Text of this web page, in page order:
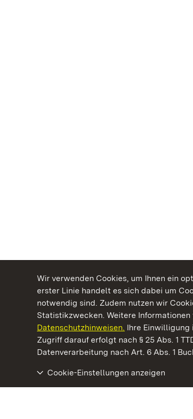
Wir verwenden Cookies, um Ihnen ein
erster Linie handelt es sich dabei um
notwendig sind. Zudem nutzen wir
Statistikzwecken. Weitere Informationen
Datenschutzhinweisen. Ihre Einwilligung
Zugriff darauf erfolgt nach § 25 Abs. 1
Datenverarbeitung nach Art. 6 Abs. 1
Cookie-Einstellungen anzeigen
Kommen. Staunen. Genießen.